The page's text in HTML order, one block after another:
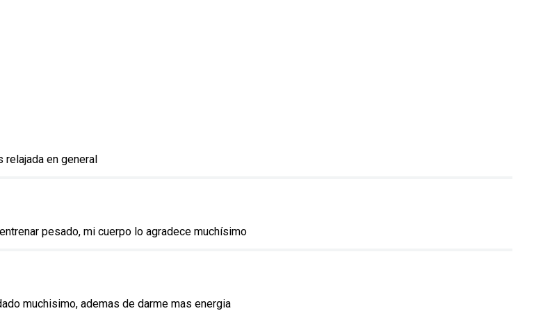
relajada en general
pesado, mi cuerpo lo agradece muchísimo
muchisimo, ademas de darme mas energia